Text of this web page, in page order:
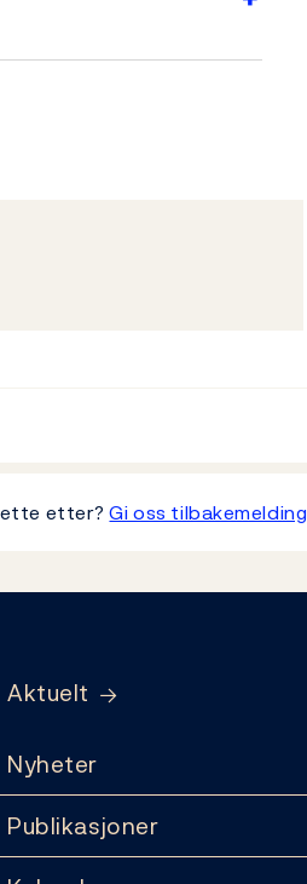
etter?Gi oss tilbakemelding
Aktuelt
Nyheter
Publikasjoner